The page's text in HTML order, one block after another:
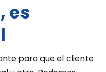
es
para que el cliente